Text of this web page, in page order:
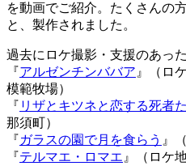
を動画でご紹介。たくさんの
と、製作されました。
過去にロケ撮影・支援のあっ
『アルゼンチンババア 』（ロ
模範牧場）
『 リザとキツネと恋する死者
那須町）
『ガラスの園で月を食らう 』
『テルマエ・ロマエ 』（ロケ